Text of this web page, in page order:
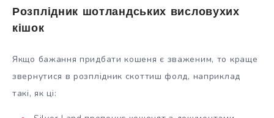
Розплідник шотландських висловухих
кішок
Якщо бажання придбати кошеня є зваженим, то краще
звернутися в розплідник скоттиш фолд, наприклад
такі, як ці: